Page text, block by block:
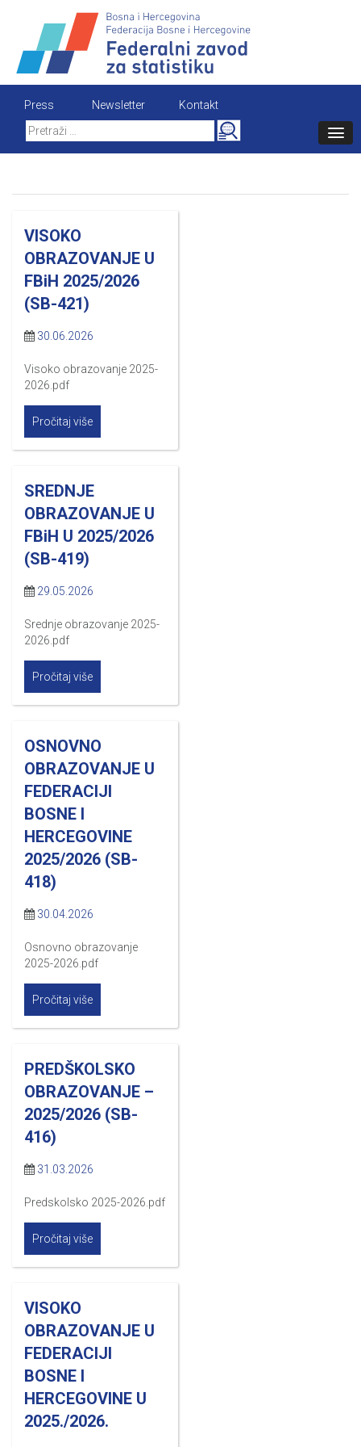
content
Press Newsletter
Kontakt
Search
for:
VISOKO
OBRAZOVANJE U
FBiH 2025/2026
(SB-421)
30.06.2026
Visoko obrazovanje 2025-
2026.pdf
Pročitaj više
SREDNJE
OBRAZOVANJE U
FBiH U 2025/2026
(SB-419)
29.05.2026
Srednje obrazovanje 2025-
2026.pdf
Pročitaj više
OSNOVNO
OBRAZOVANJE U
FEDERACIJI
BOSNE I
HERCEGOVINE
2025/2026 (SB-
418)
30.04.2026
Osnovno obrazovanje
2025-2026.pdf
Pročitaj više
PREDŠKOLSKO
OBRAZOVANJE –
2025/2026 (SB-
416)
31.03.2026
Predskolsko 2025-2026.pdf
Pročitaj više
VISOKO
OBRAZOVANJE U
FEDERACIJI
BOSNE I
HERCEGOVINE U
2025./2026.